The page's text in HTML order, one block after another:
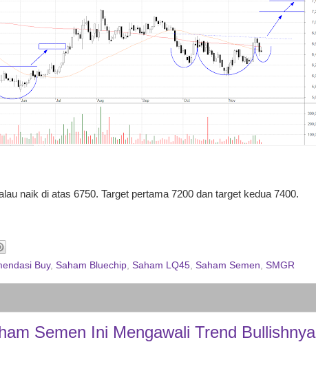
naik di atas 6750. Target pertama 7200 dan target kedua 7400.
Buy, Saham Bluechip Saham LQ45 Saham Semen SMGR
Semen Ini Mengawali Trend Bullishnya